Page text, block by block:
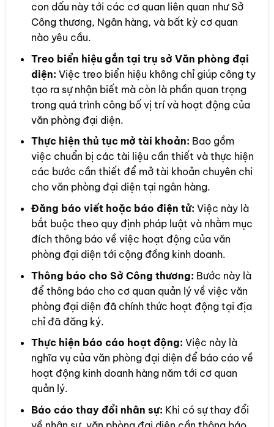
con dấu này tới các cơ quan liên quan như Sở
Công thương, Ngân hàng, và bất kỳ cơ quan
nào yêu cầu.
Treo biển hiệu gắn tại trụ sở Văn phòng đại
diện: Việc treo biển hiệu không chỉ giúp công ty
tạo ra sự nhận biết mà còn là phần quan trọng
trong quá trình công bố vị trí và hoạt động của
văn phòng đại diện.
Thực hiện thủ tục mở tài khoản: Bao gồm
việc chuẩn bị các tài liệu cần thiết và thực hiện
các bước cần thiết để mở tài khoản chuyên chi
cho văn phòng đại diện tại ngân hàng.
Đăng báo viết hoặc báo điện tử: Việc này là
bắt buộc theo quy định pháp luật và nhằm mục
đích thông báo về việc hoạt động của văn
phòng đại diện tới cộng đồng kinh doanh.
Thông báo cho Sở Công thương: Bước này là
để thông báo cho cơ quan quản lý về việc văn
phòng đại diện đã chính thức hoạt động tại địa
chỉ đã đăng ký.
Thực hiện báo cáo hoạt động: Việc này là
nghĩa vụ của văn phòng đại diện để báo cáo về
hoạt động kinh doanh hàng năm tới cơ quan
quản lý.
Báo cáo thay đổi nhân sự: Khi có sự thay đổi